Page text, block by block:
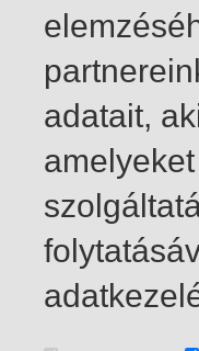
1-1 / total 1 hit
adatait,